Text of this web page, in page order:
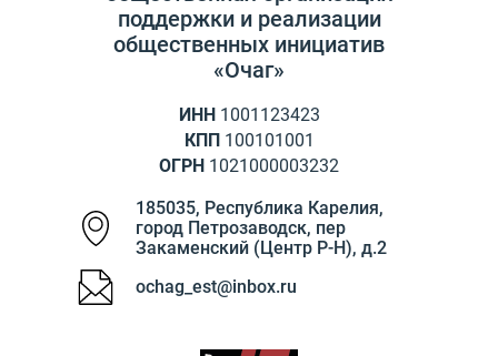
поддержки и реализации
общественных инициатив
«Очаг»
ИНН 1001123423
КПП100101001
ОГРН 1021000003232
185035, Республика Карелия,
город Петрозаводск, пер
Закаменский (Центр Р-Н), д.2
ochag_est@inbox.ru